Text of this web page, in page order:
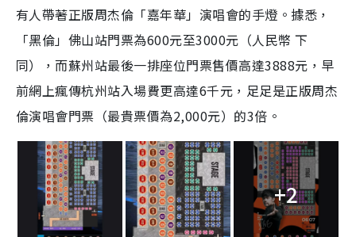
有人帶著正版周杰倫「嘉年華」演唱會的手燈。據悉，
「黑倫」佛山站門票為600元至3000元（人民幣 下
同），而蘇州站最後一排座位門票售價高達3888元，早
前網上瘋傳杭州站入場費更高達6千元，足足是正版周杰
倫演唱會門票（最貴票價為2,000元）的3倍。
+2